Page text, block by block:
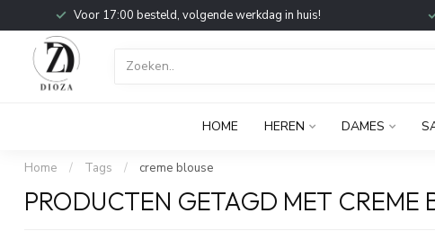
Voor 17:00 besteld, volgende werkdag in huis!
HOME HEREN DAMES
Home / Tags / creme blouse
PRODUCTEN GETAGD MET CREME